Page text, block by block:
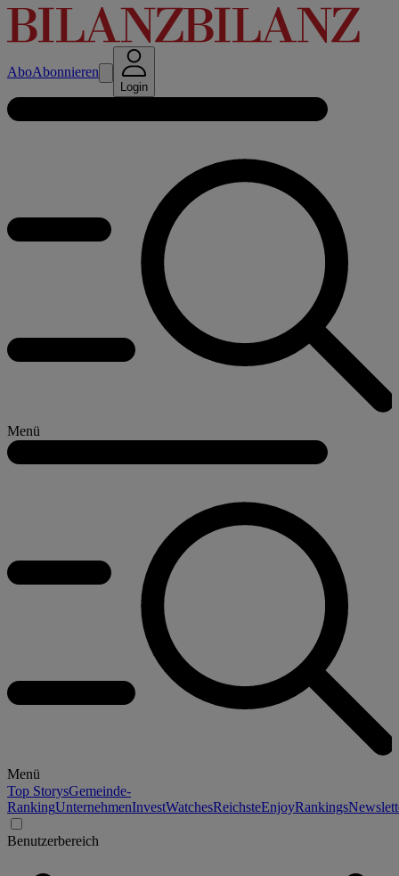
AboAbonnieren
Login
Menü
Menü
Top StorysGemeinde-
RankingUnternehmenInvestWatchesReichsteEnjoyRankings
Benutzerbereich